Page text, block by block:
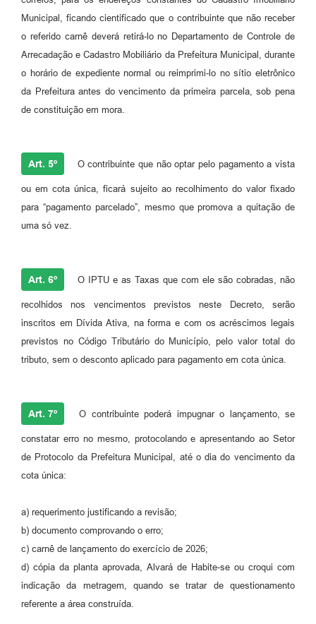
Municipal, ficando cientificado que o contribuinte que não receber
o referido carnê deverá retirá-lo no Departamento de Controle de
Arrecadação e Cadastro Mobiliário da Prefeitura Municipal, durante
o horário de expediente normal ou reimprimi-lo no sítio eletrônico
da Prefeitura antes do vencimento da primeira parcela, sob pena
de constituição em mora.
Art. 5º O contribuinte que não optar pelo pagamento a vista
ou em cota única, ficará sujeito ao recolhimento do valor fixado
para “pagamento parcelado”, mesmo que promova a quitação de
uma só vez.
Art. 6º O IPTU e as Taxas que com ele são cobradas, não
recolhidos nos vencimentos previstos neste Decreto, serão
inscritos em Dívida Ativa, na forma e com os acréscimos legais
previstos no Código Tributário do Município, pelo valor total do
tributo, sem o desconto aplicado para pagamento em cota única.
Art. 7º O contribuinte poderá impugnar o lançamento, se
constatar erro no mesmo, protocolando e apresentando ao Setor
de Protocolo da Prefeitura Municipal, até o dia do vencimento da
cota única:
a) requerimento justificando a revisão;
b) documento comprovando o erro;
c) carnê de lançamento do exercício de 2026;
d) cópia da planta aprovada, Alvará de Habite-se ou croqui com
indicação da metragem, quando se tratar de questionamento
referente a área construída.